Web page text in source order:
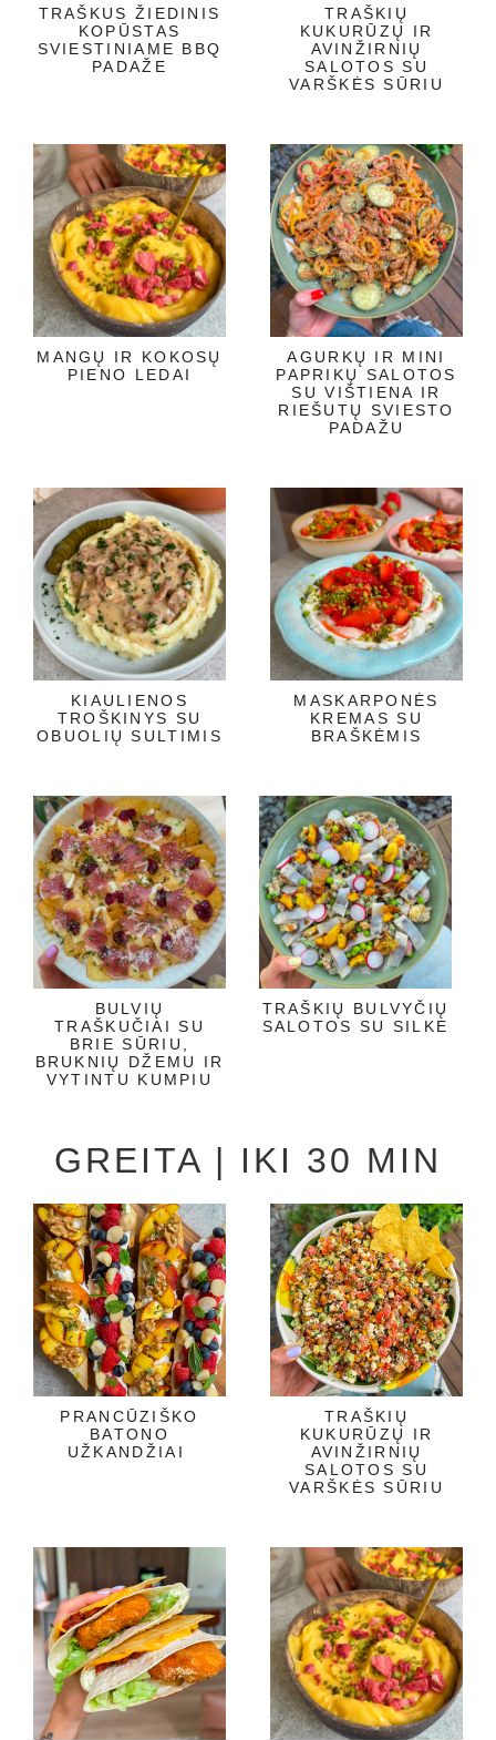
TRAŠKUS ŽIEDINIS
KOPŪSTAS
SVIESTINIAME BBQ
PADAŽE
TRAŠKIŲ
KUKURŪZŲ IR
AVINŽIRNIŲ
SALOTOS SU
VARŠKĖS SŪRIU
MANGŲ IR KOKOSŲ
PIENO LEDAI
AGURKŲ IR MINI
PAPRIKŲ SALOTOS
SU VIŠTIENA IR
RIEŠUTŲ SVIESTO
PADAŽU
KIAULIENOS
TROŠKINYS SU
OBUOLIŲ SULTIMIS
MASKARPONĖS
KREMAS SU
BRAŠKĖMIS
BULVIŲ
TRAŠKUČIAI SU
BRIE SŪRIU,
BRUKNIŲ DŽEMU IR
VYTINTU KUMPIU
TRAŠKIŲ BULVYČIŲ
SALOTOS SU SILKE
GREITA | IKI 30 MIN
PRANCŪZIŠKO
BATONO
UŽKANDŽIAI
TRAŠKIŲ
KUKURŪZŲ IR
AVINŽIRNIŲ
SALOTOS SU
VARŠKĖS SŪRIU